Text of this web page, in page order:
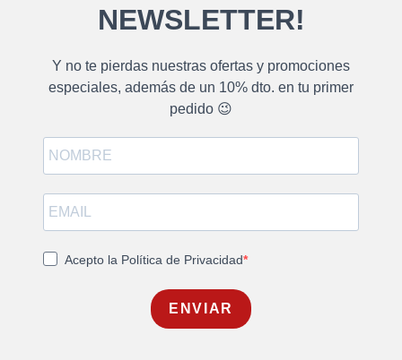
NEWSLETTER!
Y no te pierdas nuestras ofertas y promociones
especiales, además de un 10% dto. en tu primer
pedido 😉
Acepto la Política de Privacidad
ENVIAR